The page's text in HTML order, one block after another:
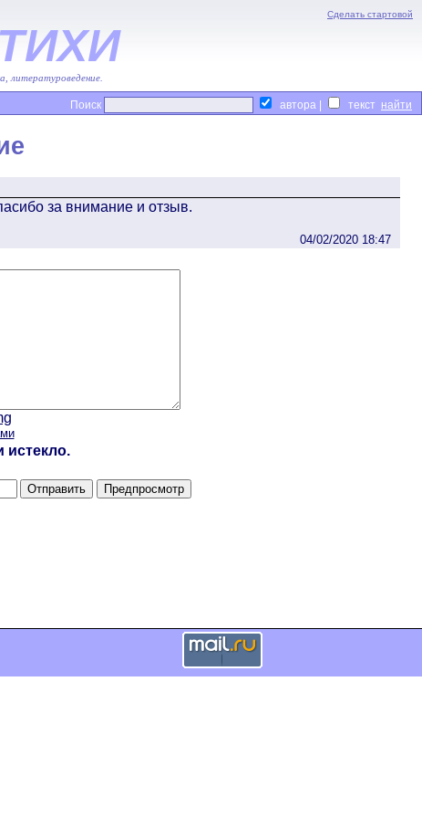
Сделать стартовой
литературоведение.
Поиск автора | текст
за внимание и отзыв.
04/02/2020 18:47
истекло.